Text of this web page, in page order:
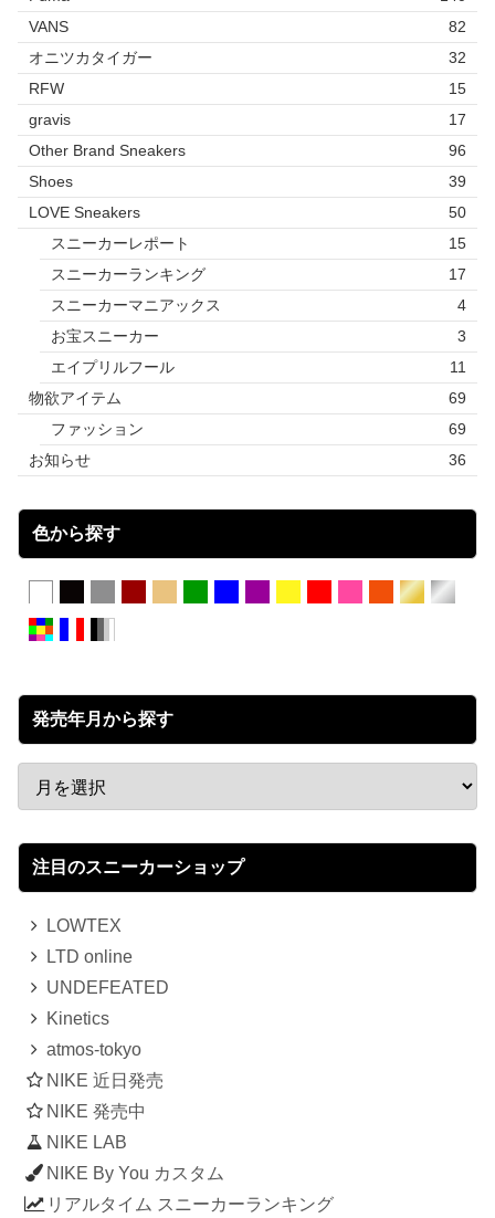
VANS
82
オニツカタイガー
32
RFW
15
gravis
17
Other Brand Sneakers
96
Shoes
39
LOVE Sneakers
50
スニーカーレポート
15
スニーカーランキング
17
スニーカーマニアックス
4
お宝スニーカー
3
エイプリルフール
11
物欲アイテム
69
ファッション
69
お知らせ
36
色から探す
発売年月から探す
注目のスニーカーショップ
LOWTEX
LTD online
UNDEFEATED
Kinetics
atmos-tokyo
NIKE 近日発売
NIKE 発売中
NIKE LAB
NIKE By You カスタム
リアルタイム スニーカーランキング